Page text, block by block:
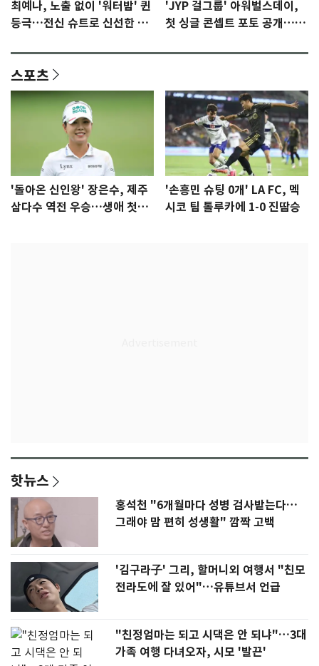
최예나, 노출 없이 '워터밤' 퀸
등극…전신 슈트로 신선한 충
'JYP 걸그룹' 아워벌스데이,
첫 싱글 콘셉트 포토 공개…청
스포츠
'돌아온 신인왕' 장은수, 제주
삼다수 역전 우승…생애 첫승
'손흥민 슈팅 0개' LA FC, 멕
시코 팀 톨루카에 1-0 진땀승
핫뉴스
홍석천 "6개월마다 성병 검사받는다…
그래야 맘 편히 성생활" 깜짝 고백
'김구라子' 그리, 할머니외 여행서 "친모
전라도에 잘 있어"…유튜브서 언급
"친정엄마는 되고 시댁은 안 되냐"…3대
가족 여행 다녀오자, 시모 '발끈'